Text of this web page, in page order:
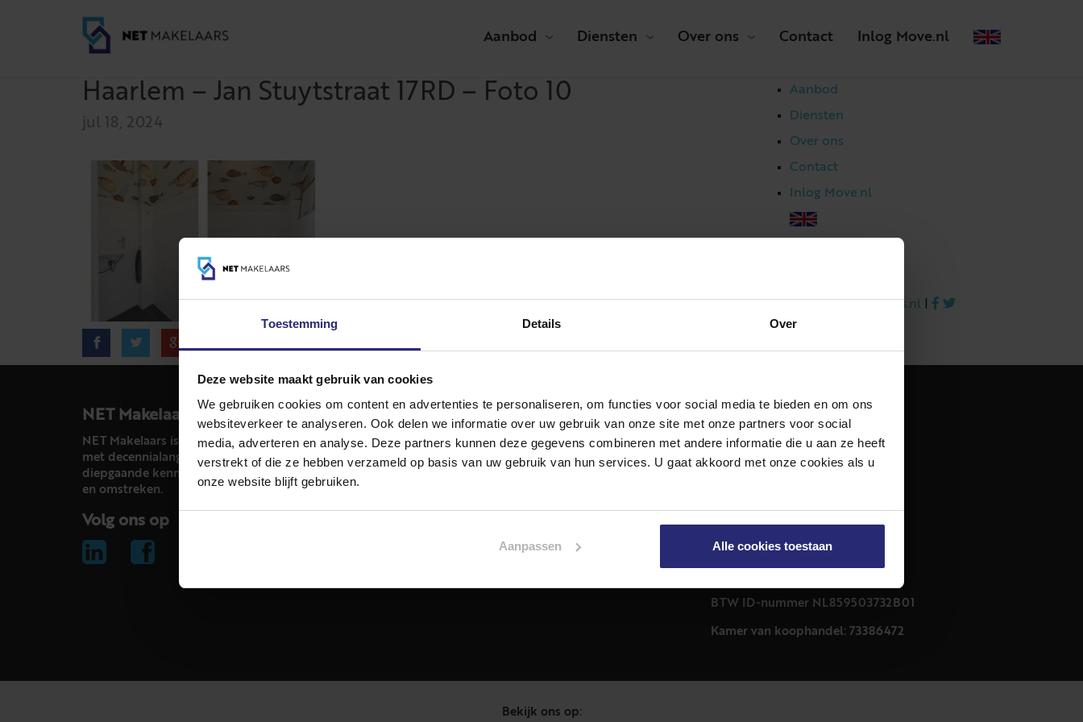
Toestemming Details Over
Deze website maakt gebruik van cookies
We gebruiken cookies om content en advertenties te personaliseren, om functies voor social media te bieden en om ons
websiteverkeer te analyseren. Ook delen we informatie over uw gebruik van onze site met onze partners voor social
media, adverteren en analyse. Deze partners kunnen deze gegevens combineren met andere informatie die u aan ze heeft
verstrekt of die ze hebben verzameld op basis van uw gebruik van hun services. U gaat akkoord met onze cookies als u
onze website blijft gebruiken.
Aanpassen Alle cookies toestaan
Aanbod Diensten Over ons Contact Inlog Move.nl
Haarlem – Jan Stuytstraat 17RD – Foto 10
jul 18, 2024
Aanbod
Diensten
Over ons
Contact
Inlog Move.nl
info@netmakelaars.nl
NET Makelaars
NET Makelaars is een modern makelaarskantoor
met decennialange ervaring in het vak en
diepgaande kennis van de huizenmarkt in Haarlem
en omstreken.
Volg ons op
Diensten
Hypotheekadvies
Taxatie
Turfmarkt 32 zwart
2011 CB Haarlem
BTW ID-nummer NL859503732B01
Kamer van koophandel: 73386472
Bekijk ons op: